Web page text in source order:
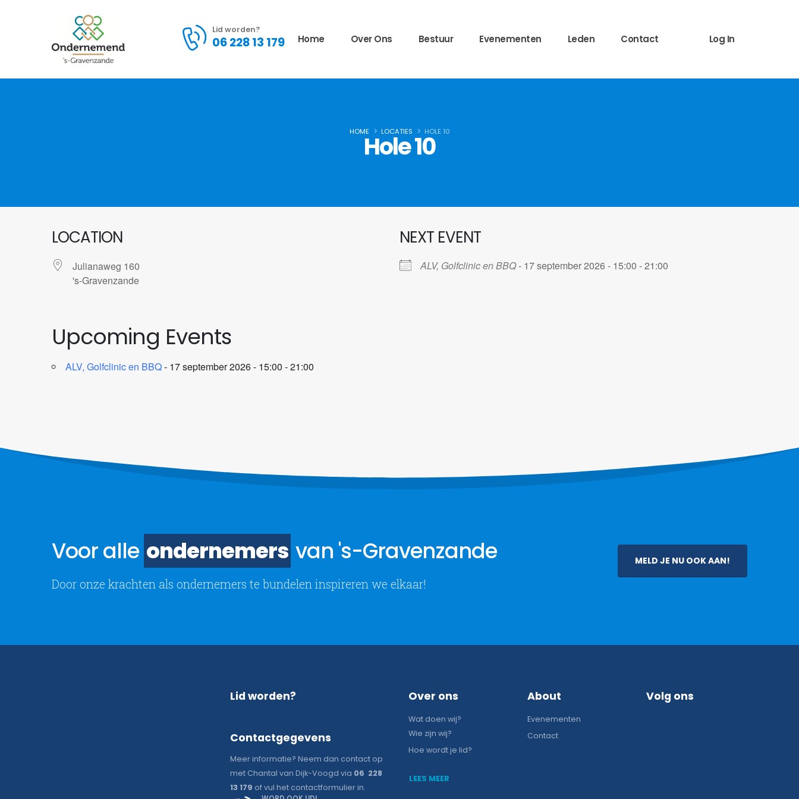
Lid worden?
06 228 13 179 Home Over Ons Bestuur Evenementen Leden Contact Log In
HOME LOCATIES HOLE 10
Hole 10
LOCATION
Julianaweg 160
's-Gravenzande
NEXT EVENT
ALV, Golfclinic en BBQ- 17 september 2026 - 15:00 - 21:00
Upcoming Events
ALV, Golfclinic en BBQ- 17 september 2026 - 15:00 - 21:00
Voor alle ondernemers van 's-Gravenzande
Door onze krachten als ondernemers te bundelen inspireren we elkaar!
MELD JE NU OOK AAN!
Lid worden?
Contactgegevens
Meer informatie? Neem dan contact op
met Chantal van Dijk-Voogd via 06 228
13 179 of vul het contactformulier in.
Over ons
Wat doen wij?
Wie zijn wij?
Hoe wordt je lid?
LEES MEER
About
Evenementen
Contact
Volg ons